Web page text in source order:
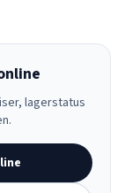
lagerstatus